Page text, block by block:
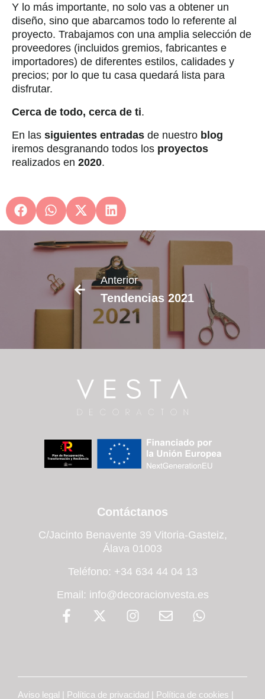
Y lo más importante, no solo vas a obtener un
diseño, sino que abarcamos todo lo referente al
proyecto. Trabajamos con una amplia selección de
proveedores (incluidos gremios, fabricantes e
importadores) de diferentes estilos, calidades y
precios; por lo que tu casa quedará lista para
disfrutar.
Cerca de todo, cerca de ti.
En las siguientes entradas de nuestro blog
iremos desgranando todos los proyectos
realizados en 2020.
Anterior
Tendencias 2021
Contáctanos
C/Jacinto Benavente 39 Vitoria-Gasteiz,
Álava 01003
Teléfono: +34 634 44 04 13
Email: info@decoracionvesta.es
Aviso legal | Política de privacidad | Política de cookies |